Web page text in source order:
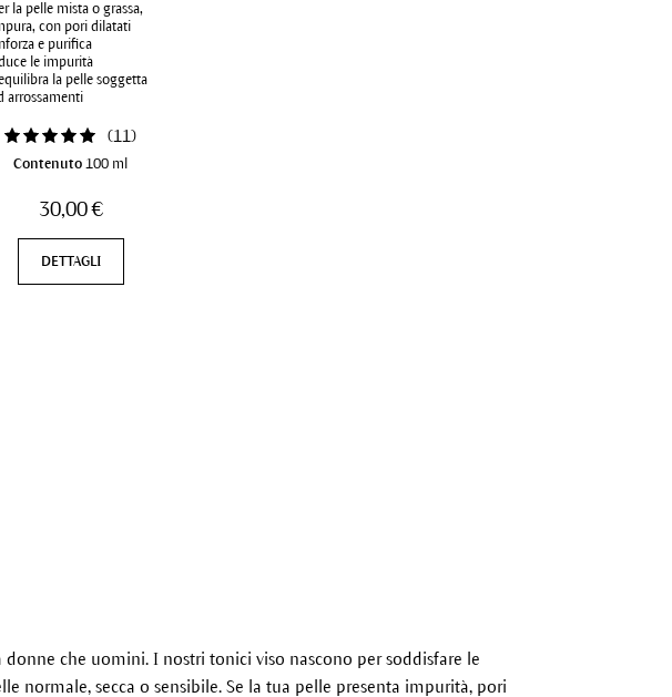
la pelle mista o grassa,
con pori dilatati
e purifica
le impurità
la pelle soggetta
arrossamenti
(11)
Contenuto100 ml
30,00 €
DETTAGLI
che uomini. I nostri tonici viso nascono per soddisfare le
normale, secca o sensibile. Se la tua pelle presenta impurità, pori